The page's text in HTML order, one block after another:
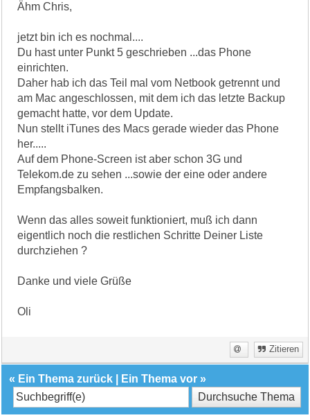
Ähm Chris,
jetzt bin ich es nochmal....
Du hast unter Punkt 5 geschrieben ...das Phone
einrichten.
Daher hab ich das Teil mal vom Netbook getrennt und
am Mac angeschlossen, mit dem ich das letzte Backup
gemacht hatte, vor dem Update.
Nun stellt iTunes des Macs gerade wieder das Phone
her.....
Auf dem Phone-Screen ist aber schon 3G und
Telekom.de zu sehen ...sowie der eine oder andere
Empfangsbalken.
Wenn das alles soweit funktioniert, muß ich dann
eigentlich noch die restlichen Schritte Deiner Liste
durchziehen ?
Danke und viele Grüße
Oli
Zitieren
« Ein Thema zurück Ein Thema vor »